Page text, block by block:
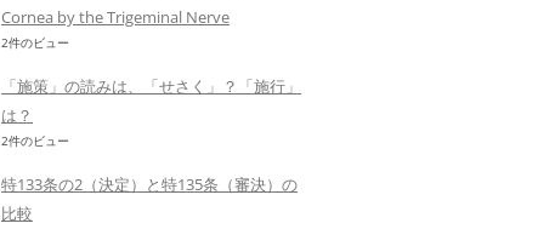
Cornea by the Trigeminal Nerve
2件のビュー
「施策」の読みは、「せさく」？「施行」
は？
2件のビュー
特133条の2（決定）と特135条（審決）の
比較